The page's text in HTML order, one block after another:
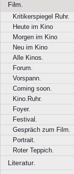
Film.
Kritikerspiegel Ruhr.
Heute im Kino
Morgen im Kino
Neu im Kino
Alle Kinos.
Forum.
Vorspann.
Coming soon.
Kino.Ruhr.
Foyer.
Festival.
Gespräch zum Film.
Portrait.
Roter Teppich.
Literatur.